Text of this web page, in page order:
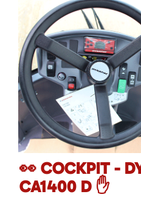
👀 COCKPIT -
CA1400 D ✋